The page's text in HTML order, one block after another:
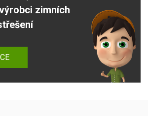
zimních